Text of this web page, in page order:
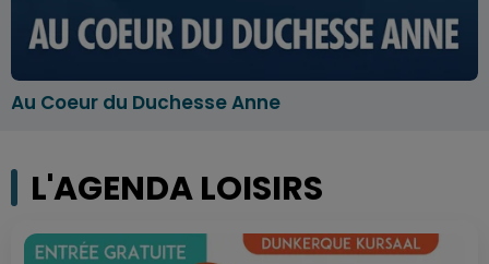
Au Coeur du Duchesse Anne
L'AGENDA LOISIRS